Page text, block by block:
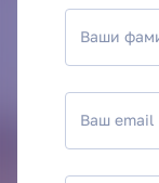
Ваши
Ваш email